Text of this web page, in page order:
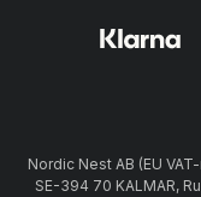
Nordic Nest AB (EU
SE-394 70 KALMAR,